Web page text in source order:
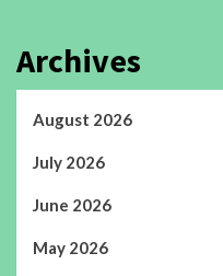
Archives
August 2026
July 2026
June 2026
May 2026